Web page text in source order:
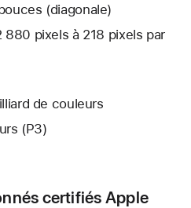
(diagonale)
880 pixels à 218 pixels par
de couleurs
(P3)
certifiés Apple